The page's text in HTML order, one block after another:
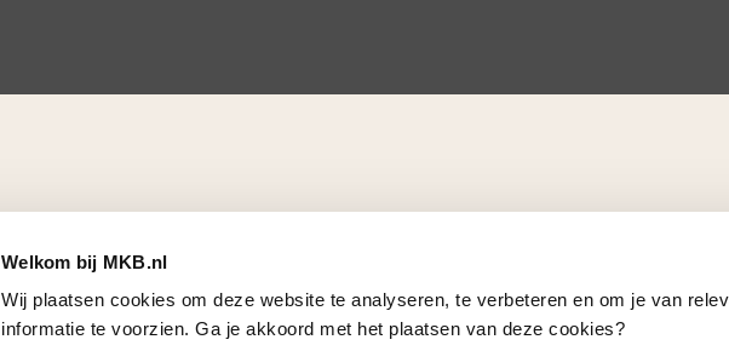
Welkom bij MKB.nl
Wij plaatsen cookies om deze website te analyseren, te verbeteren en om je van
informatie te voorzien. Ga je akkoord met het plaatsen van deze cookies?